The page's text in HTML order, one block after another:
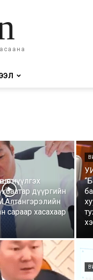
нүүлгэх
Сүхбаатар дүүргийн
сараар хасахаар